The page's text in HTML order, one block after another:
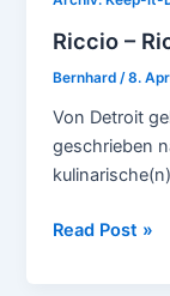
Riccio –
Bernhard/8.
Von Detroit
geschrieben
Riccio
Read Post »